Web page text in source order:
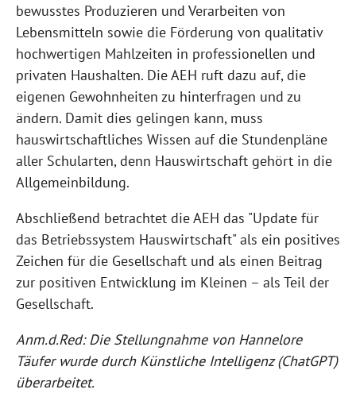
bewusstes Produzieren und Verarbeiten von
Lebensmitteln sowie die Förderung von qualitativ
hochwertigen Mahlzeiten in professionellen und
privaten Haushalten. Die AEH ruft dazu auf, die
eigenen Gewohnheiten zu hinterfragen und zu
ändern. Damit dies gelingen kann, muss
hauswirtschaftliches Wissen auf die Stundenpläne
aller Schularten, denn Hauswirtschaft gehört in die
Allgemeinbildung.
Abschließend betrachtet die AEH das "Update für
das Betriebssystem Hauswirtschaft" als ein positives
Zeichen für die Gesellschaft und als einen Beitrag
zur positiven Entwicklung im Kleinen – als Teil der
Gesellschaft.
Anm.d.Red: Die Stellungnahme von Hannelore
Täufer wurde durch Künstliche Intelligenz (ChatGPT)
überarbeitet.